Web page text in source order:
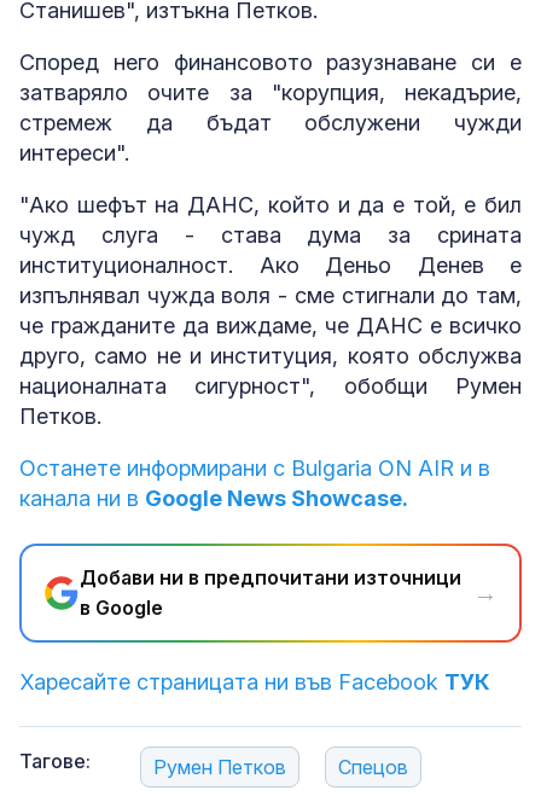
Станишев", изтъкна Петков.
Според него финансовото разузнаване си е
затваряло очите за "корупция, некадърие,
стремеж да бъдат обслужени чужди
интереси".
"Ако шефът на ДАНС, който и да е той, е бил
чужд слуга - става дума за срината
институционалност. Ако Деньо Денев е
изпълнявал чужда воля - сме стигнали до там,
че гражданите да виждаме, че ДАНС е всичко
друго, само не и институция, която обслужва
националната сигурност", обобщи Румен
Петков.
Останете информирани с Bulgaria ON AIR и в
канала ни в Google News Showcase.
Добави ни в предпочитани източници
в Google
→
Харесайте страницата ни във Facebook ТУК
Тагове: Румен Петков Спецов